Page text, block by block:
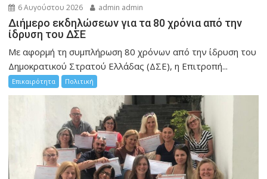
6 Αυγούστου 2026 admin admin
Διήμερο εκδηλώσεων για τα 80 χρόνια από την
ίδρυση του ΔΣΕ
Με αφορμή τη συμπλήρωση 80 χρόνων από την ίδρυση του
Δημοκρατικού Στρατού Ελλάδας (ΔΣΕ), η Επιτροπή...
Επικαιρότητα Πολιτική